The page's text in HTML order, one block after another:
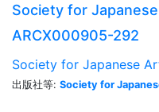
Society for
ARCX000905-292
Society for Japanese
出版社等: Society for